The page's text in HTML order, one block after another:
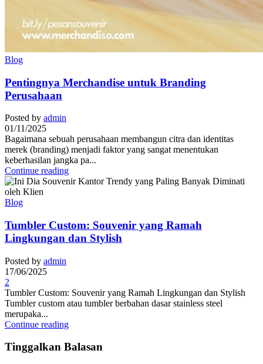
Blog
Pentingnya Merchandise untuk Branding
Perusahaan
Posted by admin
01/11/2025
Bagaimana sebuah perusahaan membangun citra dan identitas
merek (branding) menjadi faktor yang sangat menentukan
keberhasilan jangka pa...
Continue reading
Blog
Tumbler Custom: Souvenir yang Ramah
Lingkungan dan Stylish
Posted by admin
17/06/2025
2
Tumbler Custom: Souvenir yang Ramah Lingkungan dan Stylish
Tumbler custom atau tumbler berbahan dasar stainless steel
merupaka...
Continue reading
Tinggalkan Balasan